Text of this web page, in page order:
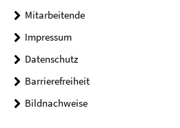
Mitarbeitende
Impressum
Datenschutz
Barrierefreiheit
Bildnachweise